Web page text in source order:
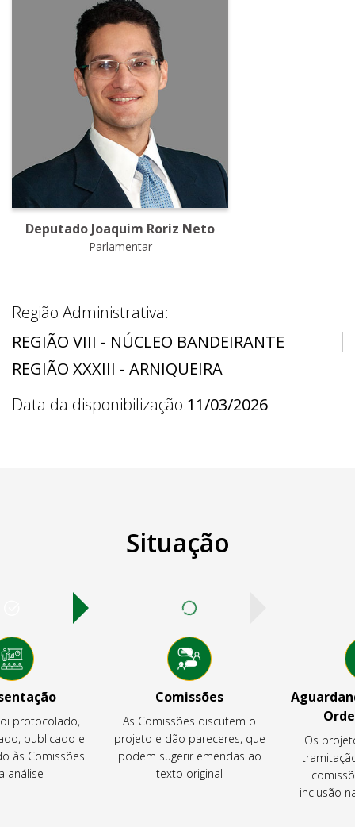
Deputado Joaquim Roriz Neto
Parlamentar
Região Administrativa:
REGIÃO VIII - NÚCLEO BANDEIRANTE
REGIÃO XXXIII - ARNIQUEIRA
Data da disponibilização:11/03/2026
Situação
protocolado,
publicado e
às Comissões
análise
Comissões
As Comissões discutem o
projeto e dão pareceres, que
podem sugerir emendas ao
texto original
Os
inclusão